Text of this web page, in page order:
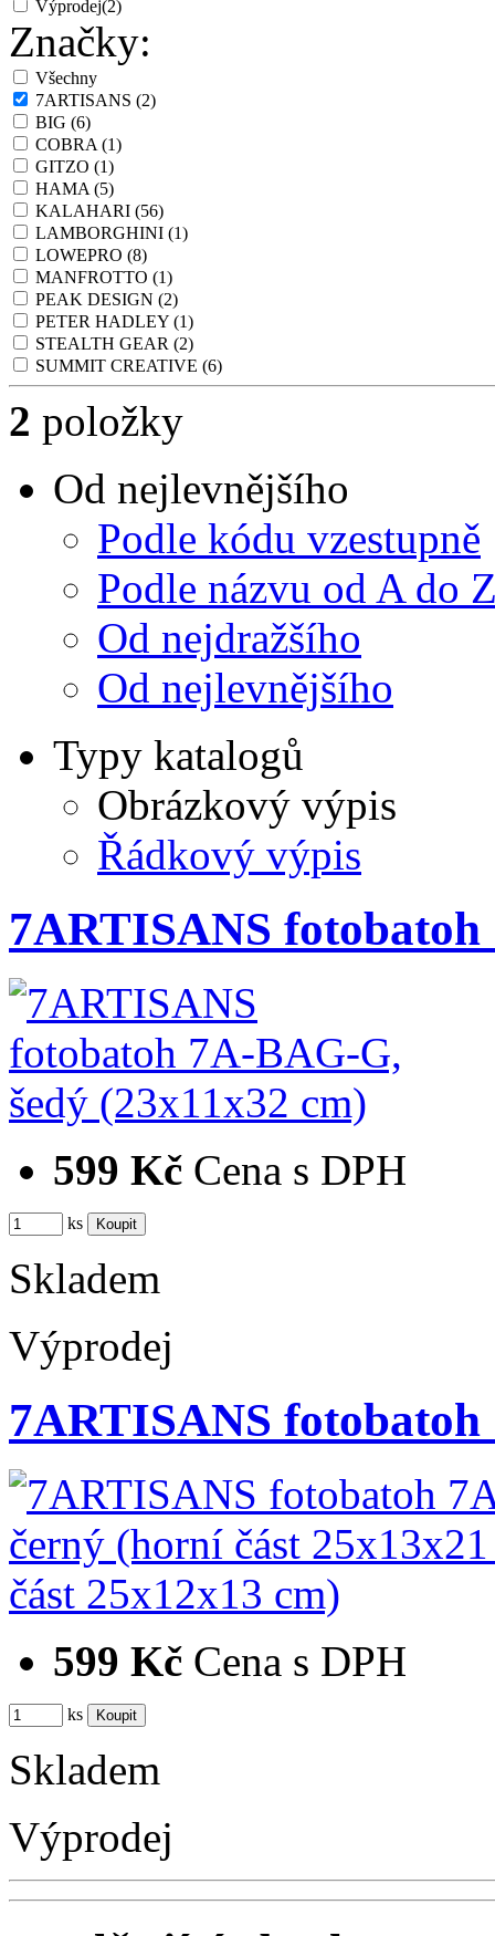
Výprodej(2)
Značky:
Všechny
7ARTISANS (2)
BIG (6)
COBRA(1)
GITZO (1)
HAMA(5)
KALAHARI (56)
LAMBORGHINI (1)
LOWEPRO (8)
MANFROTTO (1)
PEAK DESIGN (2)
PETER HADLEY (1)
STEALTH GEAR (2)
SUMMIT CREATIVE (6)
2 položky
Od nejlevnějšího
Podle kódu vzestupně
Podle názvu od A do
Od nejdražšího
Od nejlevnějšího
Typy katalogů
Obrázkový výpis
Řádkový výpis
7ARTISANS
599 Kč Cena s DPH
ks
Skladem
Výprodej
7ARTISANS
599 Kč Cena s DPH
ks
Skladem
Výprodej